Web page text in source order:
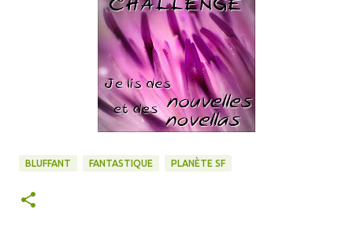
BLUFFANT FANTASTIQUE PLANÈTE SF